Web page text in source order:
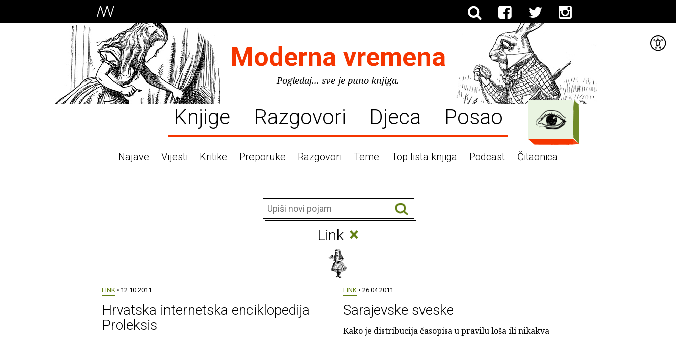
Moderna vremena
Pogledaj... sve je puno knjiga.
Knjige Razgovori Djeca Posao
Najave Vijesti Kritike Preporuke Razgovori Teme Top lista knjiga Podcast Čitaonica
Link ×
LINK• 12.10.2011.
Hrvatska internetska enciklopedija
Proleksis
LINK• 26.04.2011.
Sarajevske sveske
Kako je distribucija časopisa u pravilu loša ili nikakva